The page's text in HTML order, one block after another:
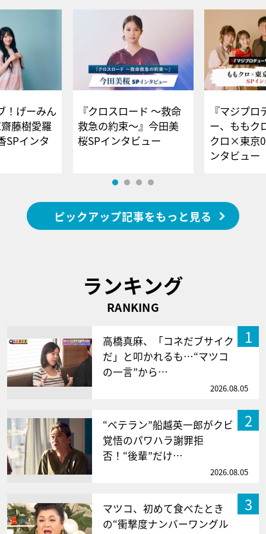
！げーみん
藤樹愛羅
SPインタ
『クロスロード ～救命
救急の約束～』今田美
桜SPインタビュー
『マジプロ
ー、ももク
クロ×東京
ンタビュー
ピックアップ記事をもっと見る
ランキング
RANKING
1
高橋真麻、「コネだブサイク
だ」と叩かれるも…“マツコ
の一言”から…
2026.08.05
2
“ベテラン”船越英一郎がクビ
覚悟のパワハラ謝罪拒
否！“後輩”だけ…
2026.08.05
3
マツコ、初めて食べたとき
の“衝撃度ナンバーワングル